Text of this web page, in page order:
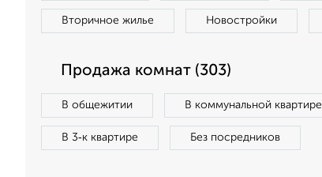
Вторичное жилье Новостройки
Продажа комнат (303)
В общежитии В коммунальной квартире
В 3‑к квартире Без посредников